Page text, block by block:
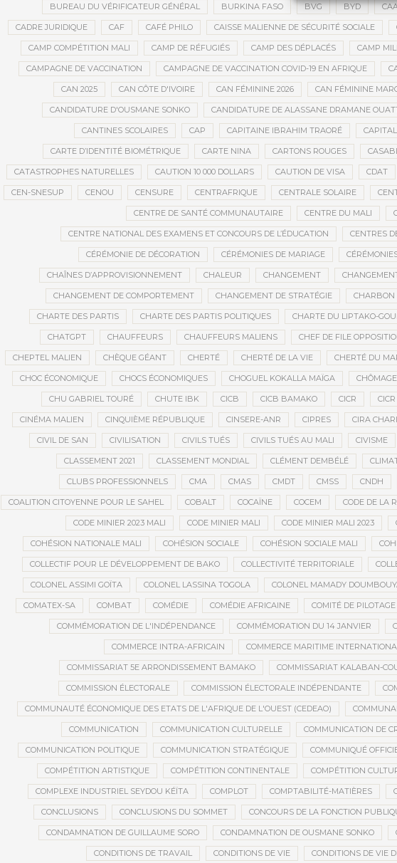
BUREAU DU VÉRIFICATEUR GÉNÉRAL BURKINA FASO BVG BYD
CADRE JURIDIQUE CAF CAFÉ PHILO CAISSE MALIENNE DE SÉCURITÉ SOCIALE
CAMP COMPÉTITION MALI CAMP DE RÉFUGIÉS CAMP DES DÉPLACÉS CAMP
CAMPAGNE DE VACCINATION CAMPAGNE DE VACCINATION COVID-19 EN AFRIQUE
CAN 2025 CAN CÔTE D'IVOIRE CAN FÉMININE 2026 CAN FÉMININE
CANDIDATURE D'OUSMANE SONKO CANDIDATURE DE ALASSANE DRAMANE
CANTINES SCOLAIRES CAP CAPITAINE IBRAHIM TRAORÉ
CARTE D’IDENTITÉ BIOMÉTRIQUE CARTE NINA CARTONS ROUGES
CATASTROPHES NATURELLES CAUTION 10 000 DOLLARS CAUTION DE VISA CDAT
CEN-SNESUP CENOU CENSURE CENTRAFRIQUE CENTRALE SOLAIRE
CENTRE DE SANTÉ COMMUNAUTAIRE CENTRE DU MALI
CENTRE NATIONAL DES EXAMENS ET CONCOURS DE L’ÉDUCATION CENTRES
CÉRÉMONIE DE DÉCORATION CÉRÉMONIES DE MARIAGE
CHAÎNES D’APPROVISIONNEMENT CHALEUR CHANGEMENT
CHANGEMENT DE COMPORTEMENT CHANGEMENT DE STRATÉGIE CHARBON
CHARTE DES PARTIS CHARTE DES PARTIS POLITIQUES CHARTE DU LIPTAKO-
CHATGPT CHAUFFEURS CHAUFFEURS MALIENS CHEF DE FILE
CHEPTEL MALIEN CHÈQUE GÉANT CHERTÉ CHERTÉ DE LA VIE CHERTÉ DU
CHOC ÉCONOMIQUE CHOCS ÉCONOMIQUES CHOGUEL KOKALLA MAÏGA CHÔMAGE
CHU GABRIEL TOURÉ CHUTE IBK CICB CICB BAMAKO CICR
CINÉMA MALIEN CINQUIÈME RÉPUBLIQUE CINSERE-ANR CIPRES CIRA
CIVIL DE SAN CIVILISATION CIVILS TUÉS CIVILS TUÉS AU MALI CIVISME
CLASSEMENT 2021 CLASSEMENT MONDIAL CLÉMENT DEMBÉLÉ
CLUBS PROFESSIONNELS CMA CMAS CMDT CMSS CNDH
COALITION CITOYENNE POUR LE SAHEL COBALT COCAÏNE COCEM CODE DE LA
CODE MINIER 2023 MALI CODE MINIER MALI CODE MINIER MALI 2023
COHÉSION NATIONALE MALI COHÉSION SOCIALE COHÉSION SOCIALE MALI
COLLECTIF POUR LE DÉVELOPPEMENT DE BAKO COLLECTIVITÉ TERRITORIALE
COLONEL ASSIMI GOÏTA COLONEL LASSINA TOGOLA COLONEL MAMADY
COMATEX-SA COMBAT COMÉDIE COMÉDIE AFRICAINE COMITÉ DE PILOTAGE
COMMÉMORATION DE L'INDÉPENDANCE COMMÉMORATION DU 14 JANVIER
COMMERCE INTRA-AFRICAIN COMMERCE MARITIME
COMMISSARIAT 5E ARRONDISSEMENT BAMAKO COMMISSARIAT KALABAN-
COMMISSION ÉLECTORALE COMMISSION ÉLECTORALE INDÉPENDANTE
COMMUNAUTÉ ÉCONOMIQUE DES ETATS DE L'AFRIQUE DE L'OUEST (CEDEAO)
COMMUNICATION COMMUNICATION CULTURELLE COMMUNICATION DE
COMMUNICATION POLITIQUE COMMUNICATION STRATÉGIQUE COMMUNIQUÉ
COMPÉTITION ARTISTIQUE COMPÉTITION CONTINENTALE COMPÉTITION
COMPLEXE INDUSTRIEL SEYDOU KÉÏTA COMPLOT COMPTABILITÉ-MATIÈRES
CONCLUSIONS CONCLUSIONS DU SOMMET CONCOURS DE LA FONCTION
CONDAMNATION DE GUILLAUME SORO CONDAMNATION DE OUSMANE SONKO
CONDITIONS DE TRAVAIL CONDITIONS DE VIE CONDITIONS DE VIE